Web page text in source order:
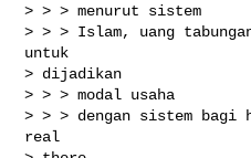
> > > menurut sistem
> > > Islam, uang
untuk
> dijadikan
> > > modal usaha
> > > dengan sistem
real